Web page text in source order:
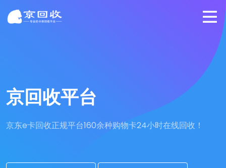
京回收平台
京东e卡回收正规平台160余种购物卡24小时在线回收！